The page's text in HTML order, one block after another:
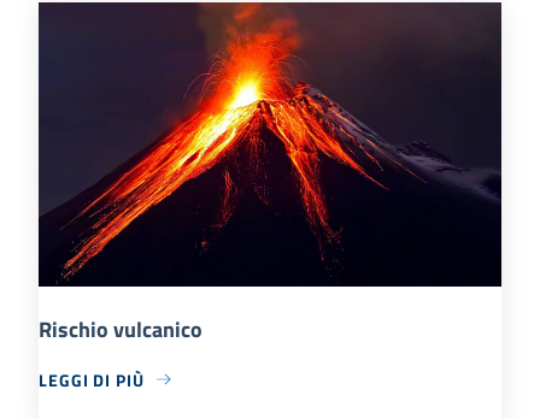
Rischio vulcanico
LEGGI DI PIÙ